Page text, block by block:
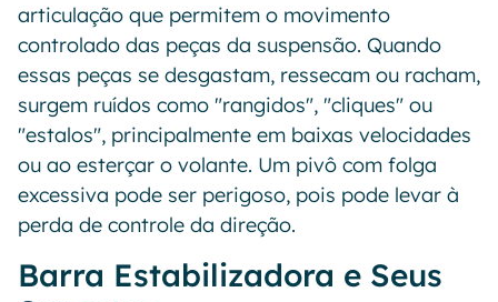
articulação que permitem o movimento
controlado das peças da suspensão. Quando
essas peças se desgastam, ressecam ou racham,
surgem ruídos como "rangidos", "cliques" ou
"estalos", principalmente em baixas velocidades
ou ao esterçar o volante. Um pivô com folga
excessiva pode ser perigoso, pois pode levar à
perda de controle da direção.
Barra Estabilizadora e Seus